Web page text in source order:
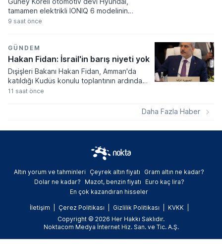
tamamen elektrikli IONIQ 6 modelinin
kapsamlı bir şekilde güncellenen yeni
donanımlarıyla yenilenen araç, 800 volt
mimarisi sayesinde ultra hızlı şarj
istasyonlarında bataryasını 18 dakika gibi
kısa bir sürede yüzde 10'dan yüzde 80
doluluğa ulaştırabiliyor.
9 saat önce
GÜNDEM
Hakan Fidan: İsrail'in barış niyeti yok
Dışişleri Bakanı Hakan Fidan, Amman'da
katıldığı Kudüs konulu toplantının ardından
bölgesel gelişmelere ve Gazze'deki barış
11 saat önce
Daha Fazla Haber
Altın yorum ve tahminleri Çeyrek altın fiyatı
Gram altın ne kadar?
Dolar ne kadar?
Mazot, benzin fiyatı
Euro kaç lira?
En çok kazandıran hisseler
İletişim Çerez Politikası Gizlilik Politikası
KVKK
Copyright © 2026 Her Hakkı Saklıdır.
Noktacom Medya İnternet Hiz. San. ve Tic. A.Ş.